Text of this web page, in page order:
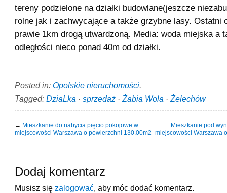
tereny podzielone na działki budowlane(jeszcze
rolne jak i zachwycające a także grzybne lasy. Ostatni
prawie 1km drogą utwardzoną. Media: woda miejska a
odległości nieco ponad 40m od działki.
Posted in: Opolskie nieruchomości.
Tagged: DziaLka · sprzedaż · Żabia Wola · Żelechów
← Mieszkanie do nabycia pięcio pokojowe w
miejscowości Warszawa o powierzchni 130.00m2
Mieszkanie pod
miejscowości Warszawa
Dodaj komentarz
Musisz się zalogować , aby móc dodać komentarz.